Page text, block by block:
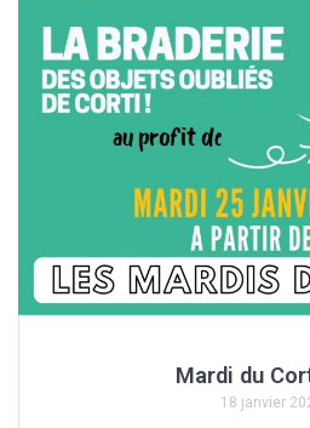
Mardi du
18 janvier